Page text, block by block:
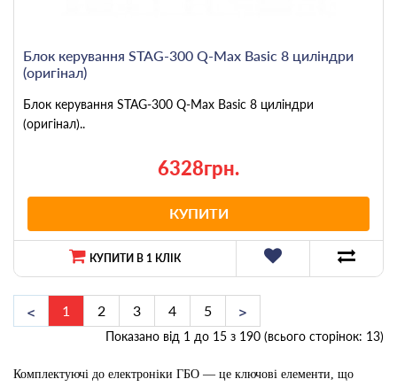
Блок керування STAG-300 Q-Max Basic 8 циліндри
(оригінал)
Блок керування STAG-300 Q-Max Basic 8 циліндри
(оригінал)..
6328грн.
КУПИТИ
КУПИТИ В 1 КЛІК
1 2 3 4 5
Показано від 1 до 15 з 190 (всього сторінок: 13)
Комплектуючі до електроніки ГБО — це ключові елементи, що